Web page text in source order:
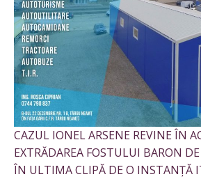
CAZUL IONEL ARSENE REVINE ÎN
EXTRĂDAREA FOSTULUI BARON
ÎN ULTIMA CLIPĂ DE O INSTANȚĂ